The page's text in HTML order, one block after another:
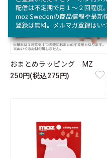
おまとめラッピング MZ
250円(税込275円)